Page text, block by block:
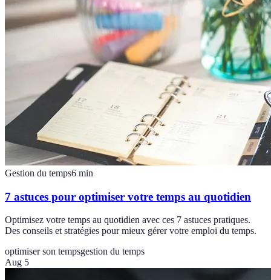
Gestion du temps6 min
7 astuces pour optimiser votre temps au quotidien
Optimisez votre temps au quotidien avec ces 7 astuces pratiques.
Des conseils et stratégies pour mieux gérer votre emploi du temps.
optimiser son tempsgestion du temps
Aug 5